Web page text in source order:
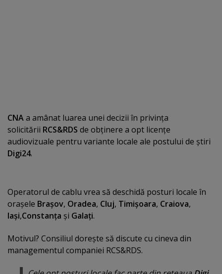
CNAa amânat luarea unei decizii în privinţa
solicitării RCS&RDS de obţinere a opt licenţe
audiovizuale pentru variante locale ale postului de ştiri
Digi24.
Operatorul de cablu vrea să deschidă posturi locale în
oraşele Braşov, Oradea, Cluj, Timişoara, Craiova,
Iaşi,Constanţa şi Galaţi.
Motivul? Consiliul doreşte să discute cu cineva din
managementul companiei RCS&RDS.